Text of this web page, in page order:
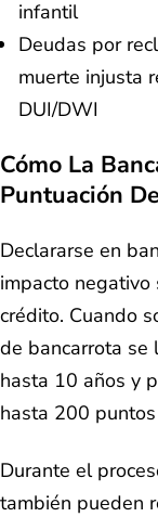
infantil
Deudas por
muerte injusta
DUI/DWI
Cómo La
Puntuación
​​Declararse en
impacto
crédito. Cuando
de bancarrota se
hasta 10 años y
hasta 200
Durante el
también pueden